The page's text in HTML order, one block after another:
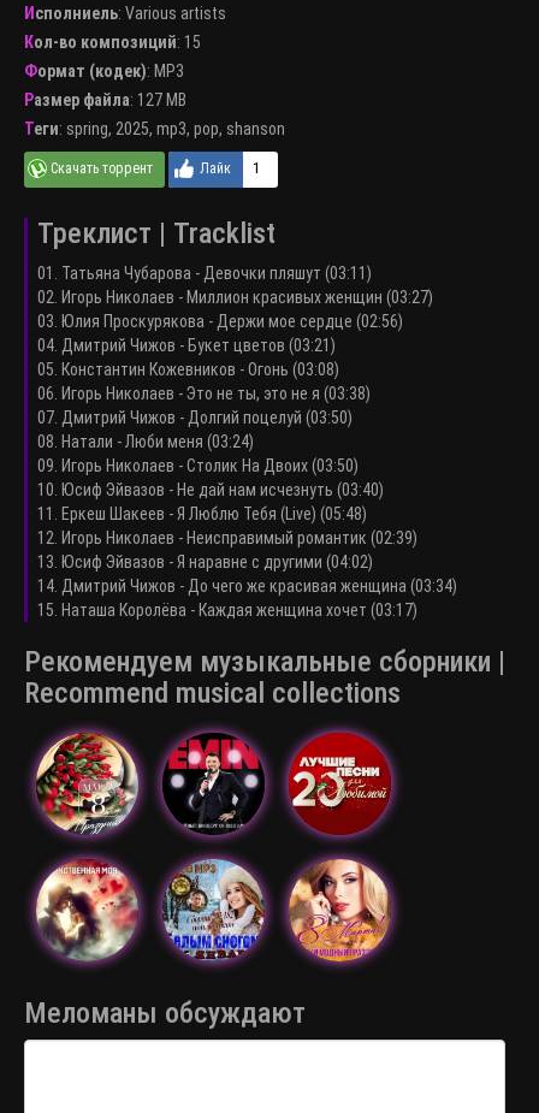
Исполниель: Various artists
Кол-во композиций: 15
Формат (кодек): MP3
Размер файла: 127 MB
Теги: spring, 2025, mp3, pop, shanson
1
Треклист | Tracklist
01. Татьяна Чубарова - Девочки пляшут (03:11)
02. Игорь Николаев - Миллион красивых женщин (03:27)
03. Юлия Проскурякова - Держи мое сердце (02:56)
04. Дмитрий Чижов - Букет цветов (03:21)
05. Константин Кожевников - Огонь (03:08)
06. Игорь Николаев - Это не ты, это не я (03:38)
07. Дмитрий Чижов - Долгий поцелуй (03:50)
08. Натали - Люби меня (03:24)
09. Игорь Николаев - Столик На Двоих (03:50)
10. Юсиф Эйвазов - Не дай нам исчезнуть (03:40)
11. Еркеш Шакеев - Я Люблю Тебя (Live) (05:48)
12. Игорь Николаев - Неисправимый романтик (02:39)
13. Юсиф Эйвазов - Я наравне с другими (04:02)
14. Дмитрий Чижов - До чего же красивая женщина (03:34)
15. Наташа Королёва - Каждая женщина хочет (03:17)
Рекомендуем музыкальные сборники |
Recommend musical collections
Меломаны обсуждают